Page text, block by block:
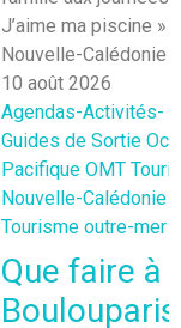
10 août 2026
Agendas-Activités-
Guides de Sortie
Pacifique OMT
Nouvelle-Calédonie
Tourisme outre-mer
Que faire à